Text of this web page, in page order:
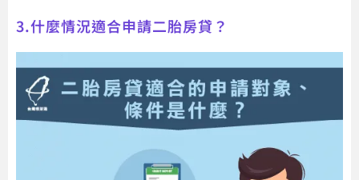
3.什麼情況適合申請二胎房貸？